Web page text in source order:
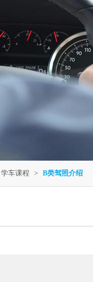
学车课程 > B类驾照介绍